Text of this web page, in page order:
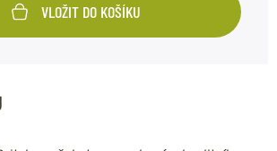
VLOŽIT DO KOŠÍKU